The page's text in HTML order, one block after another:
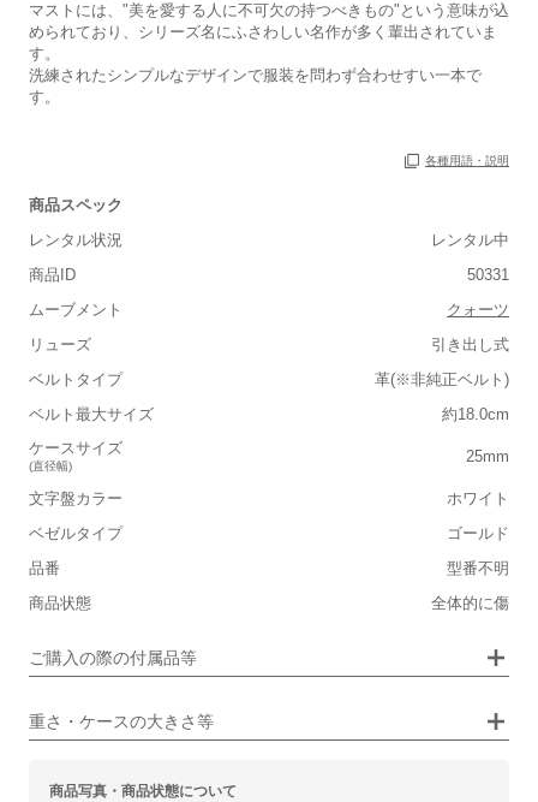
マストには、"美を愛する人に不可欠の持つべきもの"という意味が込
められており、シリーズ名にふさわしい名作が多く輩出されていま
す。
洗練されたシンプルなデザインで服装を問わず合わせすい一本で
す。
各種用語・説明
商品スペック
レンタル状況
レンタル中
商品ID
50331
ムーブメント
クォーツ
リューズ
引き出し式
ベルトタイプ
革(※非純正ベルト)
ベルト最大サイズ
約18.0cm
ケースサイズ
(直径幅)
25mm
文字盤カラー
ホワイト
ベゼルタイプ
ゴールド
品番
型番不明
商品状態
全体的に傷
ご購入の際の付属品等
重さ・ケースの大きさ等
■重さ(ベルト込み)
■ケースの大きさ
小さい
■装飾感
カジュアル ビジネス
商品写真・商品状態について